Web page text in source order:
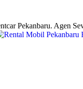
Pekanbaru. Agen